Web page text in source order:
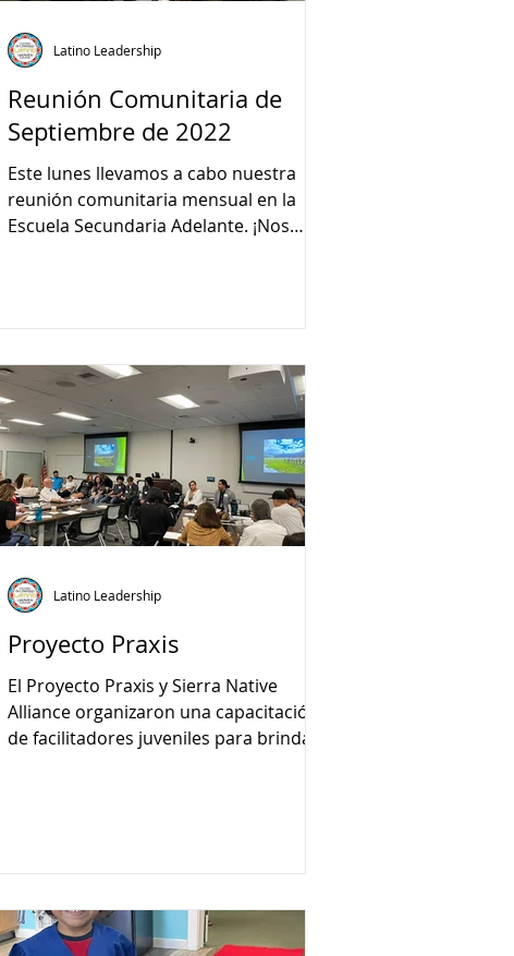
Reunión Comunitaria de
Septiembre de 2022
Este lunes llevamos a cabo nuestra
reunión comunitaria mensual en la
Escuela Secundaria Adelante. ¡Nos
Latino Leadership
Proyecto Praxis
El Proyecto Praxis y Sierra Native
Alliance organizaron una capacitación
de facilitadores juveniles para brindar
Latino Leadership